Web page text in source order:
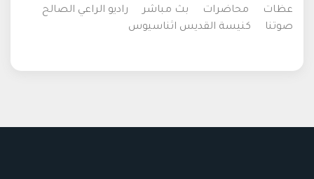
عظات
محاضرات بث مباشر
راديو الراعي الصالح
صوتنا
كنيسة القديس اثناسيوس